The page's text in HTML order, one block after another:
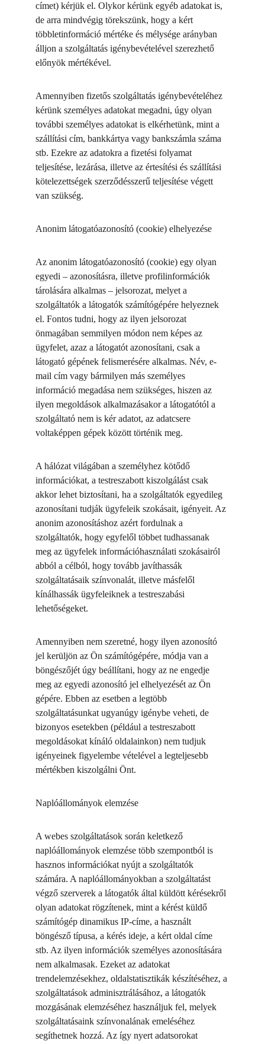
címet) kérjük el. Olykor kérünk egyéb adatokat is,
de arra mindvégig törekszünk, hogy a kért
többletinformáció mértéke és mélysége arányban
álljon a szolgáltatás igénybevételével szerezhető
előnyök mértékével.
Amennyiben fizetős szolgáltatás igénybevételéhez
kérünk személyes adatokat megadni, úgy olyan
további személyes adatokat is elkérhetünk, mint a
szállítási cím, bankkártya vagy bankszámla száma
stb. Ezekre az adatokra a fizetési folyamat
teljesítése, lezárása, illetve az értesítési és szállítási
kötelezettségek szerződésszerű teljesítése végett
van szükség.
Anonim látogatóazonosító (cookie) elhelyezése
Az anonim látogatóazonosító (cookie) egy olyan
egyedi – azonosításra, illetve profilinformációk
tárolására alkalmas – jelsorozat, melyet a
szolgáltatók a látogatók számítógépére helyeznek
el. Fontos tudni, hogy az ilyen jelsorozat
önmagában semmilyen módon nem képes az
ügyfelet, azaz a látogatót azonosítani, csak a
látogató gépének felismerésére alkalmas. Név, e-
mail cím vagy bármilyen más személyes
információ megadása nem szükséges, hiszen az
ilyen megoldások alkalmazásakor a látogatótól a
szolgáltató nem is kér adatot, az adatcsere
voltaképpen gépek között történik meg.
A hálózat világában a személyhez kötődő
információkat, a testreszabott kiszolgálást csak
akkor lehet biztosítani, ha a szolgáltatók egyedileg
azonosítani tudják ügyfeleik szokásait, igényeit. Az
anonim azonosításhoz azért fordulnak a
szolgáltatók, hogy egyfelől többet tudhassanak
meg az ügyfelek információhasználati szokásairól
abból a célból, hogy tovább javíthassák
szolgáltatásaik színvonalát, illetve másfelől
kínálhassák ügyfeleiknek a testreszabási
lehetőségeket.
Amennyiben nem szeretné, hogy ilyen azonosító
jel kerüljön az Ön számítógépére, módja van a
böngészőjét úgy beállítani, hogy az ne engedje
meg az egyedi azonosító jel elhelyezését az Ön
gépére. Ebben az esetben a legtöbb
szolgáltatásunkat ugyanúgy igénybe veheti, de
bizonyos esetekben (például a testreszabott
megoldásokat kínáló oldalainkon) nem tudjuk
igényeinek figyelembe vételével a legteljesebb
mértékben kiszolgálni Önt.
Naplóállományok elemzése
A webes szolgáltatások során keletkező
naplóállományok elemzése több szempontból is
hasznos információkat nyújt a szolgáltatók
számára. A naplóállományokban a szolgáltatást
végző szerverek a látogatók által küldött kérésekről
olyan adatokat rögzítenek, mint a kérést küldő
számítógép dinamikus IP-címe, a használt
böngésző típusa, a kérés ideje, a kért oldal címe
stb. Az ilyen információk személyes azonosítására
nem alkalmasak. Ezeket az adatokat
trendelemzésekhez, oldalstatisztikák készítéséhez, a
szolgáltatások adminisztrálásához, a látogatók
mozgásának elemzéséhez használjuk fel, melyek
szolgáltatásaink színvonalának emeléséhez
segíthetnek hozzá. Az így nyert adatsorokat